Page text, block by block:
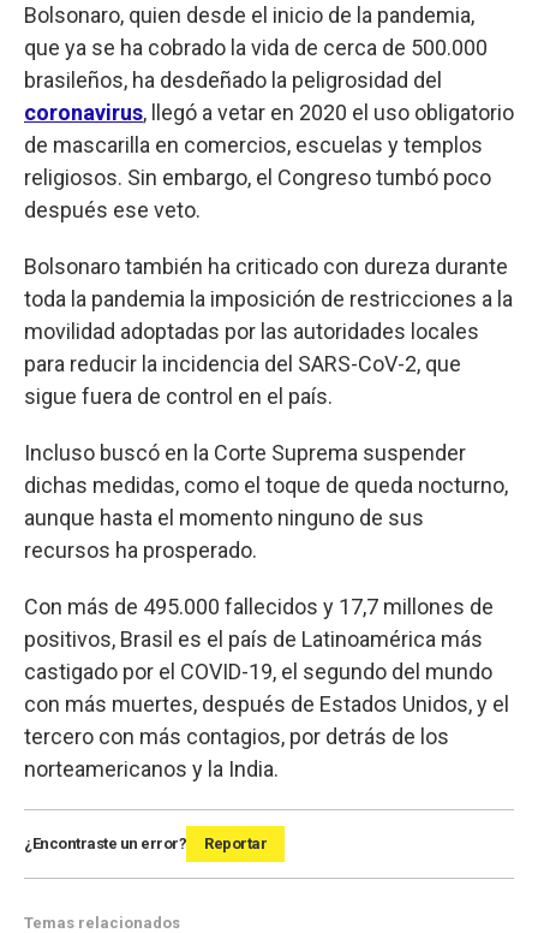
Bolsonaro, quien desde el inicio de la pandemia,
que ya se ha cobrado la vida de cerca de 500.000
brasileños, ha desdeñado la peligrosidad del
coronavirus, llegó a vetar en 2020 el uso obligatorio
de mascarilla en comercios, escuelas y templos
religiosos. Sin embargo, el Congreso tumbó poco
después ese veto.
Bolsonaro también ha criticado con dureza durante
toda la pandemia la imposición de restricciones a la
movilidad adoptadas por las autoridades locales
para reducir la incidencia del SARS-CoV-2, que
sigue fuera de control en el país.
Incluso buscó en la Corte Suprema suspender
dichas medidas, como el toque de queda nocturno,
aunque hasta el momento ninguno de sus
recursos ha prosperado.
Con más de 495.000 fallecidos y 17,7 millones de
positivos, Brasil es el país de Latinoamérica más
castigado por el COVID-19, el segundo del mundo
con más muertes, después de Estados Unidos, y el
tercero con más contagios, por detrás de los
norteamericanos y la India.
¿Encontraste un error? Reportar
Temas relacionados